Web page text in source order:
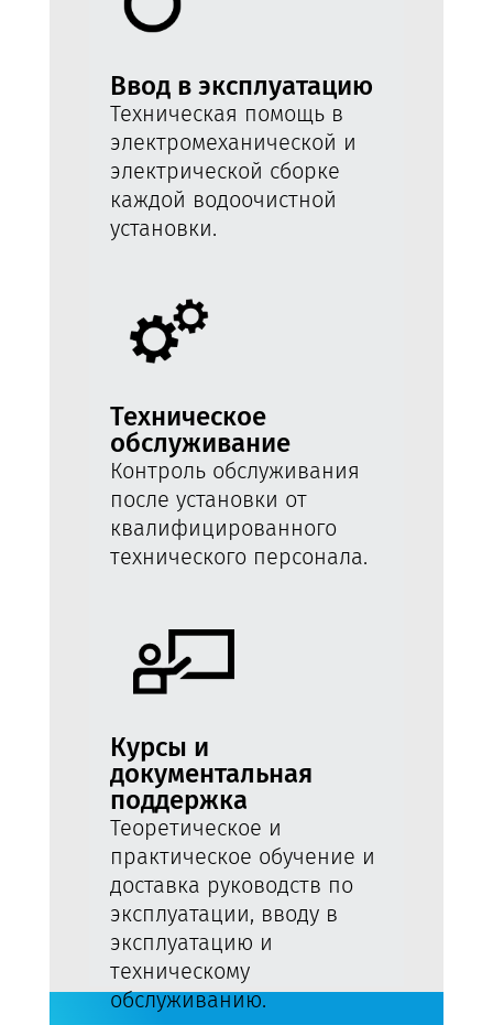
Ввод в эксплуатацию
Техническая помощь в
электромеханической и
электрической сборке
каждой водоочистной
установки.
Техническое
обслуживание
Контроль обслуживания
после установки от
квалифицированного
технического персонала.
Курсы и
документальная
поддержка
Теоретическое и
практическое обучение и
доставка руководств по
эксплуатации, вводу в
эксплуатацию и
техническому
обслуживанию.